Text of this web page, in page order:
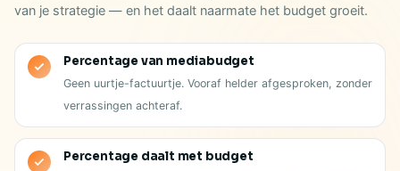
van je strategie — en het daalt naarmate het budget groeit.
Percentage van mediabudget
Geen uurtje-factuurtje. Vooraf helder afgesproken, zonder
verrassingen achteraf.
Percentage daalt met budget